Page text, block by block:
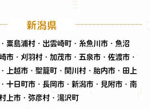
新潟県
粟島浦村・出雲崎町・糸魚川市・魚沼
市・刈羽村・加茂市・五泉市・佐渡市・
上越市・聖籠町・関川村・胎内市・田上
十日町市・長岡市・新潟市・見附市・南
上市・弥彦村・湯沢町